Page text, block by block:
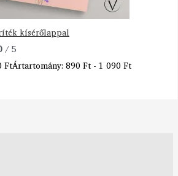
kísérőlappal
/ 5
FtÁrtartomány: 890 Ft - 1 090 Ft